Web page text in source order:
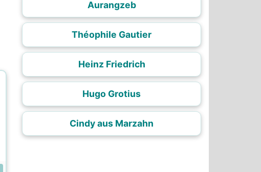
Aurangzeb
Théophile Gautier
Heinz Friedrich
Hugo Grotius
Cindy aus Marzahn